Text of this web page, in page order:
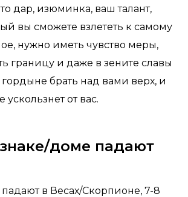
дар, изюминка, ваш талант,
вы сможете взлететь к самому
нужно иметь чувство меры,
границу и даже в зените славы
гордыне брать над вами верх, и
ускользнет от вас.
доме падают
в Весах/Скорпионе, 7-8